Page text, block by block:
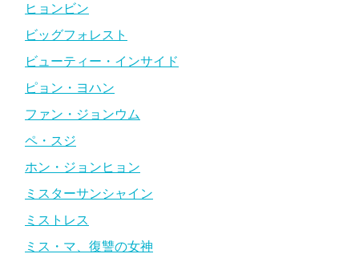
ヒョンビン
ビッグフォレスト
ビューティー・インサイド
ピョン・ヨハン
ファン・ジョンウム
ペ・スジ
ホン・ジョンヒョン
ミスターサンシャイン
ミストレス
ミス・マ、復讐の女神